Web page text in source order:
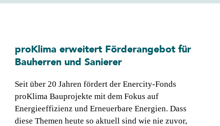
BWIclub
Über BWI
Kontakt
proKlima erweitert Förderangebot für
Bauherren und Sanierer
Seit über 20 Jahren fördert der ­Enercity-Fonds
proKlima Bauprojekte mit dem Fokus auf
Energieeffizienz und Erneuerbare ­Energien. Dass
diese Themen heute so aktuell sind wie nie zuvor,